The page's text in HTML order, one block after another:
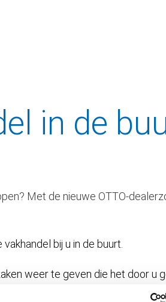
in de
Met de nieuwe OTTO-
vakhandel bij u in de buurt.
weer te geven die het door u
niet kunnen garanderen,